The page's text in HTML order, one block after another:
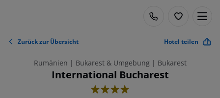
Zurück zur Übersicht Hotel teilen
Rumänien | Bukarest & Umgebung | Bukarest
International Bucharest
4